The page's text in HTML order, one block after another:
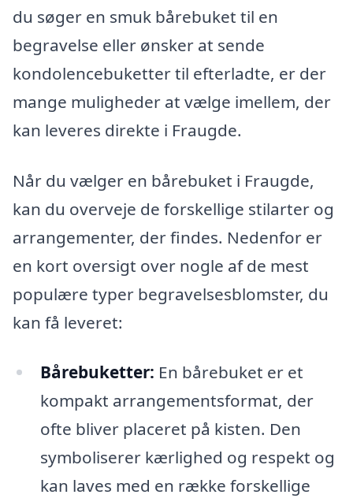
du søger en smuk bårebuket til en
begravelse eller ønsker at sende
kondolencebuketter til efterladte, er der
mange muligheder at vælge imellem, der
kan leveres direkte i Fraugde.
Når du vælger en bårebuket i Fraugde,
kan du overveje de forskellige stilarter og
arrangementer, der findes. Nedenfor er
en kort oversigt over nogle af de mest
populære typer begravelsesblomster, du
kan få leveret:
Bårebuketter: En bårebuket er et
kompakt arrangementsformat, der
ofte bliver placeret på kisten. Den
symboliserer kærlighed og respekt og
kan laves med en række forskellige